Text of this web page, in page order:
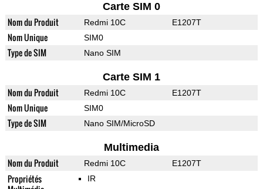
Carte SIM 0
Nom du Produit Redmi 10C E1207T
Nom Unique SIM0
Type de SIM Nano SIM
Carte SIM 1
Nom du Produit Redmi 10C E1207T
Nom Unique SIM0
Type de SIM Nano SIM/MicroSD
Multimedia
Nom du Produit Redmi 10C E1207T
Propriétés
IR